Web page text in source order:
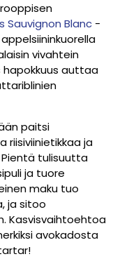
Sauvignon Blanc -
vivahtein
hapokkuus auttaa
paitsi
riisiviinietikkaa ja
tulisuutta
ja tuore
maku tuo
ja sitoo
Kasvisvaihtoehtoa
avokadosta